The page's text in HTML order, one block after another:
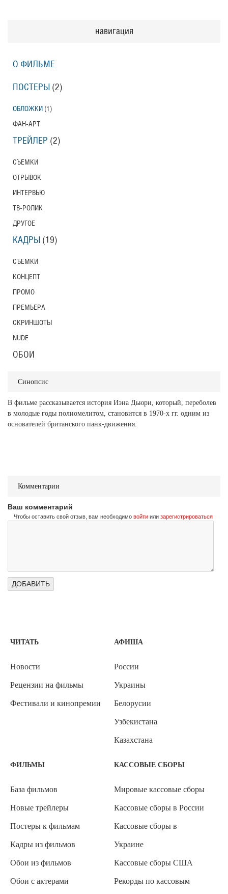
Синопсис
В фильме рассказывается история Иэна Дьюри, который, переболев
в молодые годы полиомелитом, становится в 1970-х гг. одним из
основателей британского панк-движения.
Комментарии
Ваш комментарий
Чтобы оставить свой отзыв, вам необходимо войти или зарегистрироваться
навигация
О ФИЛЬМЕ
ПОСТЕРЫ (2)
ОБЛОЖКИ (1)
ФАН-АРТ
ТРЕЙЛЕР (2)
СЪЕМКИ
ОТРЫВОК
ИНТЕРВЬЮ
ТВ-РОЛИК
ДРУГОЕ
КАДРЫ (19)
СЪЕМКИ
КОНЦЕПТ
ПРОМО
ПРЕМЬЕРА
СКРИНШОТЫ
NUDE
ОБОИ
ЧИТАТЬ
Новости
Рецензии на фильмы
Фестивали и кинопремии
АФИША
России
Украины
Белорусии
Узбекистана
Казахстана
ФИЛЬМЫ
База фильмов
Новые трейлеры
Постеры к фильмам
Кадры из фильмов
Обои из фильмов
Обои с актерами
КАССОВЫЕ СБОРЫ
Мировые кассовые сборы
Кассовые сборы в России
Кассовые сборы в
Украине
Кассовые сборы США
Рекорды по кассовым